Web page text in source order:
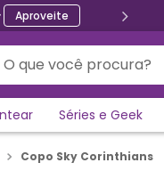
Aproveite
você procura?
Séries e Geek
Copo Sky Corinthians